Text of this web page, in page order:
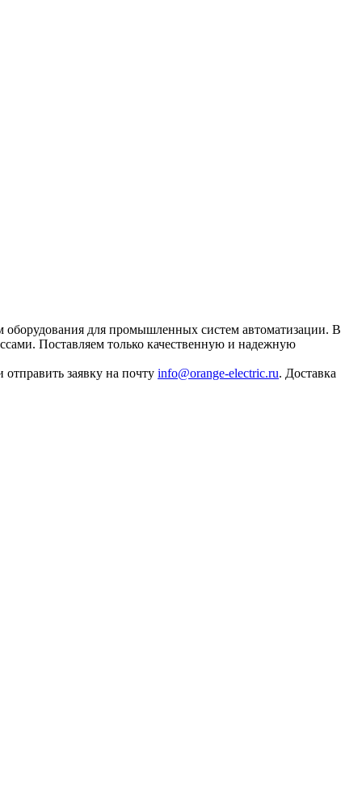
оборудования для промышленных систем автоматизации. В
Поставляем только качественную и надежную
заявку на почту info@orange-electric.ru. Доставка